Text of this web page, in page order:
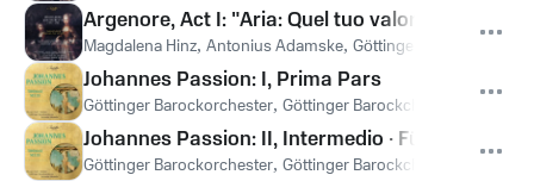
Argenore, Act I: "Aria: Quel tuo valor primiero"
Magdalena Hinz, Antonius Adamske, Göttinger
Johannes Passion: I, Prima Pars
Göttinger Barockorchester, Göttinger Barockchor
Johannes Passion: II, Intermedio · Fürwahr, er
Göttinger Barockorchester, Göttinger Barockchor